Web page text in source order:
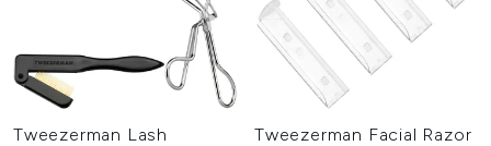
Tweezerman Lash
Tweezerman Facial Razor